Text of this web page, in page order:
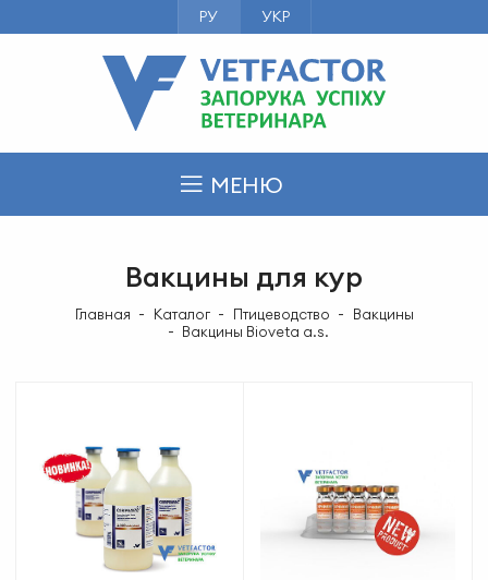
РУ УКР
МЕНЮ
Вакцины для кур
Главная Каталог Птицеводство
Вакцины
Вакцины Bioveta a.s.